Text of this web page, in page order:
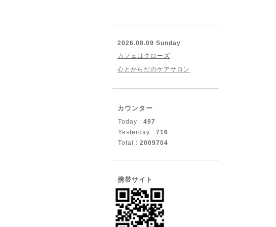
2026.08.09 Sunday
カフェはクローズ
心とからだのケアサロン
カウンター
Today : 497
Yesterday : 716
Total : 2009704
携帯サイト